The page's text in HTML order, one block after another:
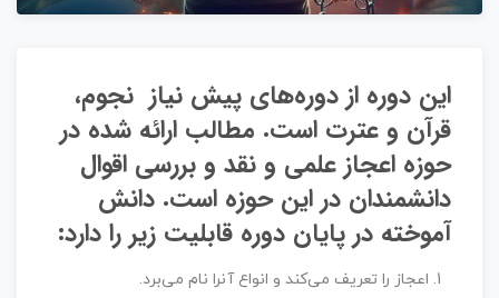
این دوره از دوره‌های پیش نیاز نجوم،
قرآن و عترت است. مطالب ارائه شده در
حوزه اعجاز علمی و نقد و بررسی اقوال
دانشمندان در این حوزه است. دانش
آموخته در پایان دوره قابلیت زیر را دارد:
اعجاز را تعریف می‌کند و انواع آنرا نام می‌برد.